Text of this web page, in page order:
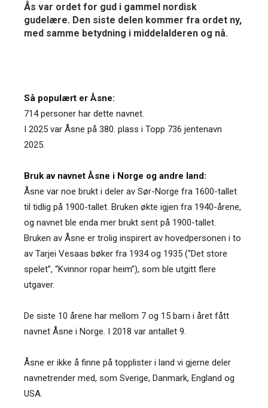
Ås var ordet for gud i gammel nordisk
gudelære. Den siste delen kommer fra ordet ny,
med samme betydning i middelalderen og nå.
Så populært er Åsne:
714 personer har dette navnet.
I 2025 var Åsne på 380. plass i Topp 736 jentenavn
2025.
Bruk av navnet Åsne i Norge og andre land:
Åsne var noe brukt i deler av Sør-Norge fra 1600-tallet
til tidlig på 1900-tallet. Bruken økte igjen fra 1940-årene,
og navnet ble enda mer brukt sent på 1900-tallet.
Bruken av Åsne er trolig inspirert av hovedpersonen i to
av Tarjei Vesaas bøker fra 1934 og 1935 (“Det store
spelet”, “Kvinnor ropar heim”), som ble utgitt flere
utgaver.
De siste 10 årene har mellom 7 og 15 barn i året fått
navnet Åsne i Norge. I 2018 var antallet 9.
Åsne er ikke å finne på topplister i land vi gjerne deler
navnetrender med, som Sverige, Danmark, England og
USA.